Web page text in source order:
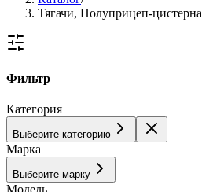
Тягачи, Полуприцеп-цистерна
Фильтр
Категория
Выберите категорию
Марка
Выберите марку